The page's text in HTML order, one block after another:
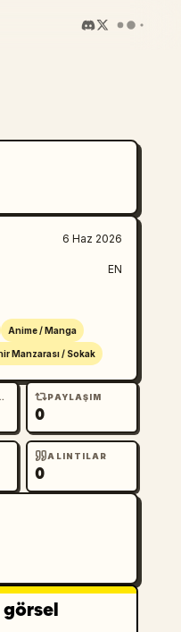
6 Haz 2026
EN
Anime / Manga
Manzarası / Sokak
PAYLAŞIM
0
ALINTILAR
0